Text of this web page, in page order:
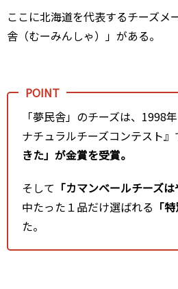
ここに北海道を代表するチーズメ
舎（むーみんしゃ）」がある。
「夢民舎」のチーズは、1998
ナチュラルチーズコンテスト』
きた」が金賞を受賞。
そして 「カマンベールチーズは
中たった１品だけ選ばれる 「
た。